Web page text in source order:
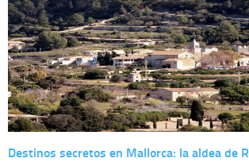
Destinos secretos en Mallorca: la aldea de